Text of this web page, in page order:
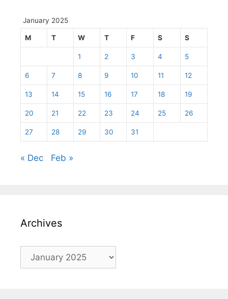
January 2025
M T W T F S S
1 2 3 4 5
6 7 8 9 10 11 12
13 14 15 16 17 18 19
20 21 22 23 24 25 26
27 28 29 30 31
« Dec Feb »
Archives
Archives